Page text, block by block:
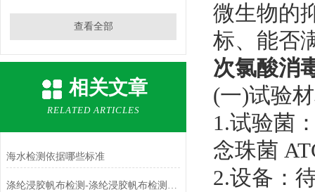
查看全部
相关文章
RELATED ARTICLES
海水检测依据哪些标准
涤纶浸胶帆布检测-涤纶浸胶帆布检测方法-涤纶浸胶帆布检测报告
微生物的
标、能否
次氯酸消
(一)试验
1.试验菌
念珠菌
2.设备：